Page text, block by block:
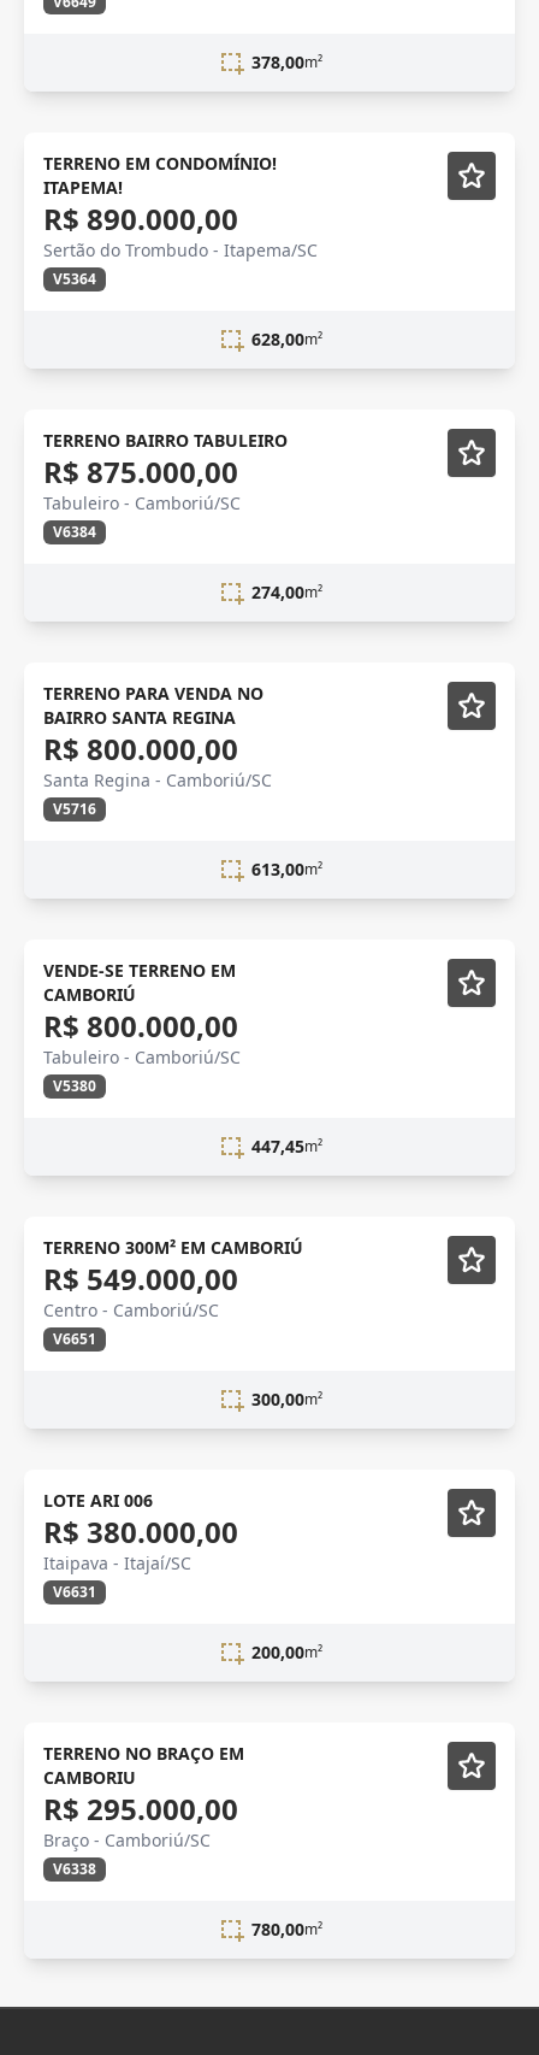
378,00m²
VENDA
Vídeo
Em Construção
TERRENO EM CONDOMÍNIO!
ITAPEMA!
R$ 890.000,00
Sertão do Trombudo - Itapema/SC
V5364
628,00m²
TERRENO BAIRRO TABULEIRO
R$ 875.000,00
Tabuleiro - Camboriú/SC
V6384
274,00m²
VENDA
TERRENO PARA VENDA NO
BAIRRO SANTA REGINA
R$ 800.000,00
Santa Regina - Camboriú/SC
V5716
613,00m²
TERRENO
VENDE-SE TERRENO EM
CAMBORIÚ
R$ 800.000,00
Tabuleiro - Camboriú/SC
V5380
447,45m²
Lançamento
TERRENO 300M² EM CAMBORIÚ
R$ 549.000,00
Centro - Camboriú/SC
V6651
300,00m²
LOTE ARI 006
R$ 380.000,00
Itaipava - Itajaí/SC
V6631
200,00m²
terreno
TERRENO NO BRAÇO EM
CAMBORIU
R$ 295.000,00
Braço - Camboriú/SC
V6338
780,00m²